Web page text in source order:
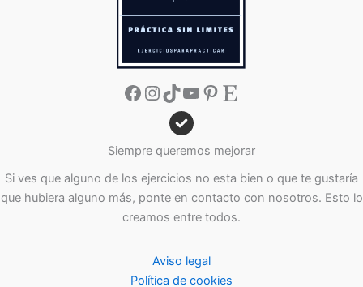
Facebook
Instagram
TikTok
YouTube
Pinterest
Etsy
Siempre queremos mejorar
Si ves que alguno de los ejercicios no esta bien o que te gustaría
que hubiera alguno más, ponte en contacto con nosotros. Esto lo
creamos entre todos.
Aviso legal
Política de cookies